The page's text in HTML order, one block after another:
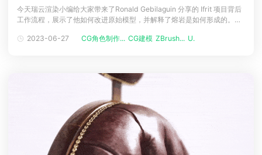
今天瑞云渲染小编给大家带来了Ronald Gebilaguin 分享的 Ifrit 项目背后
工作流程，展示了他如何改进原始模型，并解释了熔岩是如何形成的。介
右，我开始在菲律宾的一家后期制作工作室从事 CG 行业的工作。在那里
2023-06-27 CG角色制作... CG建模 ZBrush... Unreal...